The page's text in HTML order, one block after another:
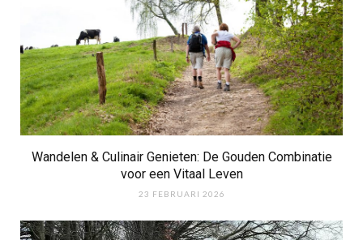
Wandelen & Culinair Genieten: De Gouden Combinatie
voor een Vitaal Leven
23 FEBRUARI 2026